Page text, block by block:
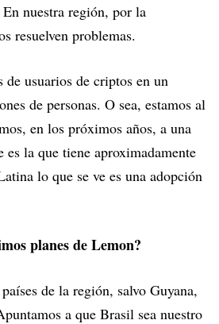
nuestra región, por la
resuelven problemas.
usuarios de criptos en un
de personas. O sea, estamos al
en los próximos años, a una
la que tiene aproximadamente
lo que se ve es una adopción
planes de Lemon?
de la región, salvo Guyana,
a que Brasil sea nuestro